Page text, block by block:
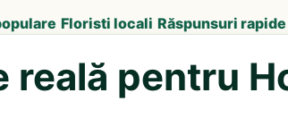
Floristi locali Răspunsuri rapide
pentru